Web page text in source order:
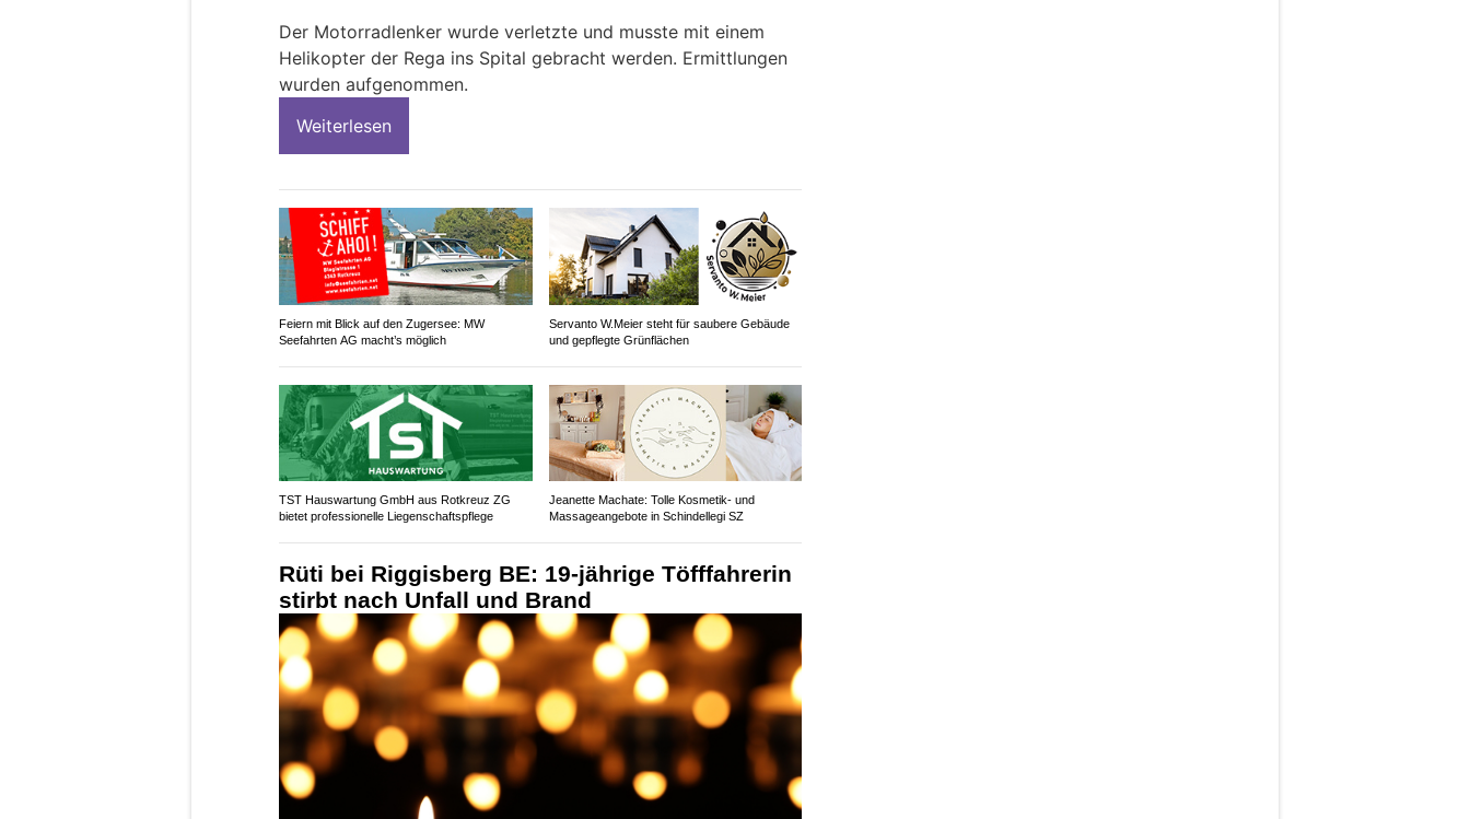
Der Motorradlenker wurde verletzte und musste mit einem
Helikopter der Rega ins Spital gebracht werden. Ermittlungen
wurden aufgenommen.
Weiterlesen
Feiern mit Blick auf den Zugersee: MW
Seefahrten AG macht’s möglich
Servanto W.Meier steht für saubere Gebäude
und gepflegte Grünflächen
TST Hauswartung GmbH aus Rotkreuz ZG
bietet professionelle Liegenschaftspflege
Jeanette Machate: Tolle Kosmetik- und
Massageangebote in Schindellegi SZ
Rüti bei Riggisberg BE: 19-jährige Töfffahrerin
stirbt nach Unfall und Brand